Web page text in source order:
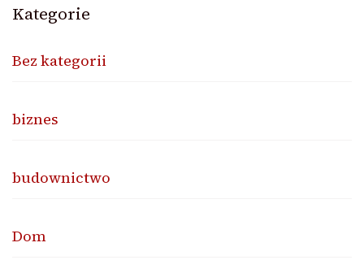
Kategorie
Bez kategorii
biznes
budownictwo
Dom